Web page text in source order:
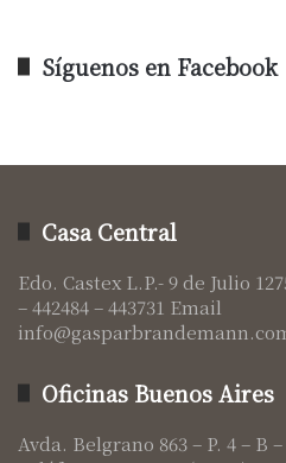
Síguenos en Facebook
Casa Central
Edo. Castex L.P.- 9 de Julio
– 442484 – 443731 Email
Oficinas Buenos Aires
Avda. Belgrano 863 – P. 4 – B